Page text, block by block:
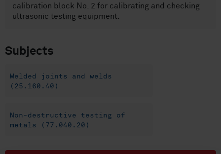
calibration block No. 2 for calibrating and checking
ultrasonic testing equipment.
Subjects
Welded joints and welds
(25.160.40)
Non-destructive testing of
metals (77.040.20)